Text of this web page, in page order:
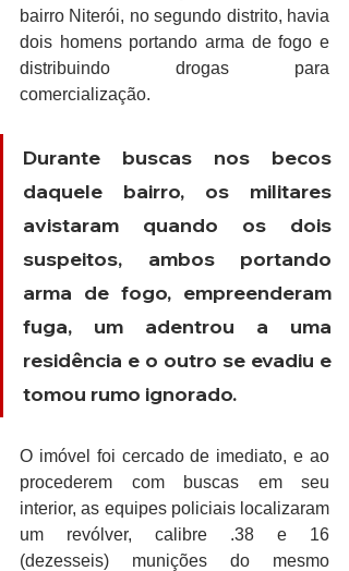
bairro Niterói, no segundo distrito, havia
dois homens portando arma de fogo e
distribuindo drogas para
comercialização.
Durante buscas nos becos
daquele bairro, os militares
avistaram quando os dois
suspeitos, ambos portando
arma de fogo, empreenderam
fuga, um adentrou a uma
residência e o outro se evadiu e
tomou rumo ignorado.
O imóvel foi cercado de imediato, e ao
procederem com buscas em seu
interior, as equipes policiais localizaram
um revólver, calibre .38 e 16
(dezesseis) munições do mesmo